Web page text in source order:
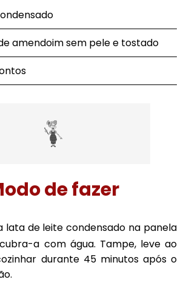
amendoim sem pele e tostado
de fazer
lata de leite condensado na panela
a com água. Tampe, leve ao
durante 45 minutos após o